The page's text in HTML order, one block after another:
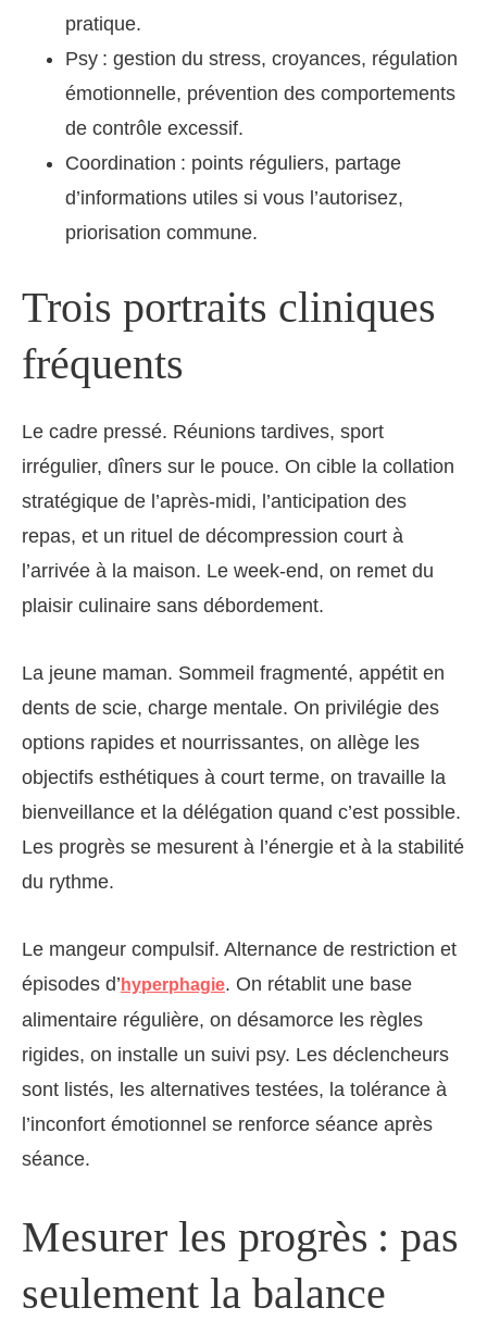
pratique.
Psy : gestion du stress, croyances, régulation
émotionnelle, prévention des comportements
de contrôle excessif.
Coordination : points réguliers, partage
d’informations utiles si vous l’autorisez,
priorisation commune.
Trois portraits cliniques
fréquents
Le cadre pressé. Réunions tardives, sport
irrégulier, dîners sur le pouce. On cible la collation
stratégique de l’après‑midi, l’anticipation des
repas, et un rituel de décompression court à
l’arrivée à la maison. Le week‑end, on remet du
plaisir culinaire sans débordement.
La jeune maman. Sommeil fragmenté, appétit en
dents de scie, charge mentale. On privilégie des
options rapides et nourrissantes, on allège les
objectifs esthétiques à court terme, on travaille la
bienveillance et la délégation quand c’est possible.
Les progrès se mesurent à l’énergie et à la stabilité
du rythme.
Le mangeur compulsif. Alternance de restriction et
épisodes d’ hyperphagie. On rétablit une base
alimentaire régulière, on désamorce les règles
rigides, on installe un suivi psy. Les déclencheurs
sont listés, les alternatives testées, la tolérance à
l’inconfort émotionnel se renforce séance après
séance.
Mesurer les progrès : pas
seulement la balance